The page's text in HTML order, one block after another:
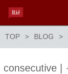
TOP BLOG
consecutive |